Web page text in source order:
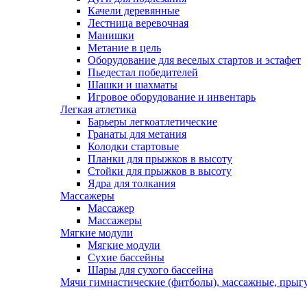
Качели деревянные
Лестница веревочная
Манишки
Метание в цель
Оборудование для веселых стартов и эстафет
Пьедестал победителей
Шашки и шахматы
Игровое оборудование и инвентарь
Легкая атлетика
Барьеры легкоатлетические
Гранаты для метания
Колодки стартовые
Планки для прыжков в высоту
Стойки для прыжков в высоту
Ядра для толкания
Массажеры
Массажер
Массажеры
Мягкие модули
Мягкие модули
Сухие бассейны
Шары для сухого бассейна
Мячи гимнастические (фитболы), массажные,